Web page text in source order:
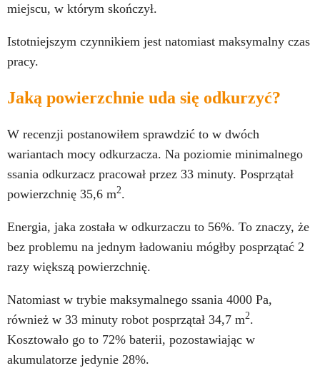
miejscu, w którym skończył.
Istotniejszym czynnikiem jest natomiast maksymalny czas
pracy.
Jaką powierzchnie uda się odkurzyć?
W recenzji postanowiłem sprawdzić to w dwóch
wariantach mocy odkurzacza. Na poziomie minimalnego
ssania odkurzacz pracował przez 33 minuty. Posprzątał
powierzchnię 35,6 m2.
Energia, jaka została w odkurzaczu to 56%. To znaczy, że
bez problemu na jednym ładowaniu mógłby posprzątać 2
razy większą powierzchnię.
Natomiast w trybie maksymalnego ssania 4000 Pa,
również w 33 minuty robot posprzątał 34,7 m2.
Kosztowało go to 72% baterii, pozostawiając w
akumulatorze jedynie 28%.